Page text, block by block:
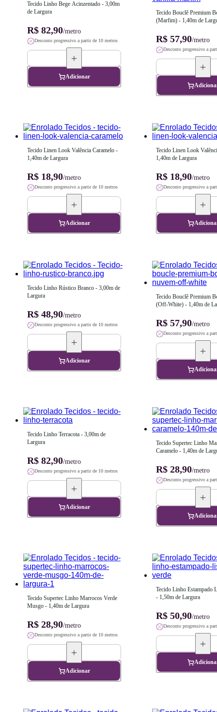
Tecido Linho Bege Acinzentado - 3,00m
de Largura
R$ 82,90/metro
Desconto progressivo a partir de 10 metros
Adicionar
Tecido Bouclê Premium
(Marfim) - 1,40m de
R$ 57,90/metro
Desconto progressivo a
Tecido Linen Look Valência Caramelo -
1,40m de Largura
R$ 18,90/metro
Desconto progressivo a partir de 10 metros
Adicionar
Tecido Linen Look
1,40m de Largura
R$ 18,90/metro
Desconto progressivo a
Tecido Linho Rústico Branco - 3,00m de
Largura
R$ 48,90/metro
Desconto progressivo a partir de 10 metros
Adicionar
Tecido Bouclê Premium
(Off-White) - 1,40m de
R$ 57,90/metro
Desconto progressivo a
Tecido Linho Terracota - 3,00m de
Largura
R$ 82,90/metro
Desconto progressivo a partir de 10 metros
Adicionar
Tecido Supertec Linho
Caramelo - 1,40m de
R$ 28,90/metro
Desconto progressivo a
Tecido Supertec Linho Marrocos Verde
Musgo - 1,40m de Largura
R$ 28,90/metro
Desconto progressivo a partir de 10 metros
Adicionar
Tecido Linho Estampado
- 1,50m de Largura
R$ 50,90/metro
Desconto progressivo a